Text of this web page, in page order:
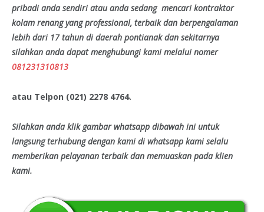
pribadi anda sendiri atau anda sedang mencari kontraktor
kolam renang yang professional, terbaik dan berpengalaman
lebih dari 17 tahun di daerah pontianak dan sekitarnya
silahkan anda dapat menghubungi kami melalui nomer
081231310813
atau Telpon (021) 2278 4764.
Silahkan anda klik gambar whatsapp dibawah ini untuk
langsung terhubung dengan kami di whatsapp kami selalu
memberikan pelayanan terbaik dan memuaskan pada klien
kami.